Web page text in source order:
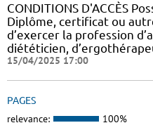
CONDITIONS D'ACCÈS
Diplôme, certificat ou
d’exercer la profession
diététicien,
15/04/2025 17:00
PAGES
relevance: 100%